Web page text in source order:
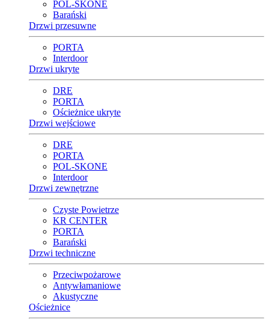
POL-SKONE
Barański
Drzwi przesuwne
PORTA
Interdoor
Drzwi ukryte
DRE
PORTA
Ościeżnice ukryte
Drzwi wejściowe
DRE
PORTA
POL-SKONE
Interdoor
Drzwi zewnętrzne
Czyste Powietrze
KR CENTER
PORTA
Barański
Drzwi techniczne
Przeciwpożarowe
Antywłamaniowe
Akustyczne
Ościeżnice